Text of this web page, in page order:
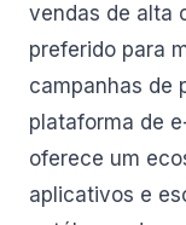
vendas de alta
preferido para
campanhas de
plataforma de
oferece um
aplicativos e